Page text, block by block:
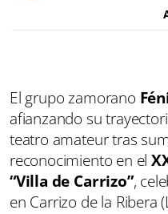
El grupo zamorano
afianzando su
teatro amateur tras
reconocimiento en el
“Villa de Carrizo”,
en Carrizo de la Ribera